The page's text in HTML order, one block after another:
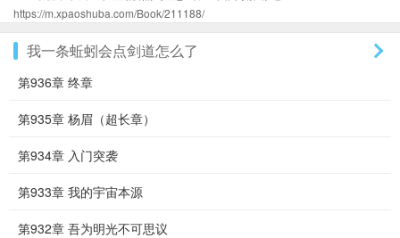
https://m.xpaoshuba.com/Book/211188/
我一条蚯蚓会点剑道怎么了
第936章 终章
第935章 杨眉（超长章）
第934章 入门突袭
第933章 我的宇宙本源
第932章 吾为明光不可思议